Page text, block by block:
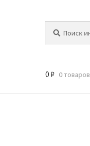
0 ₽ 0 товаров